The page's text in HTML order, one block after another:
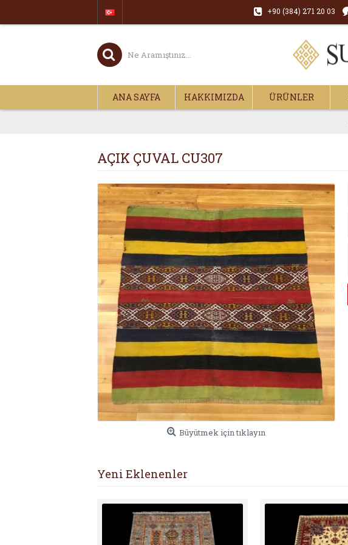
+90 (384) 271 20 03
ANA SAYFA HAKKIMIZDA ÜRÜNLER
AÇIK ÇUVAL CU307
Büyütmek için tıklayın
Yeni Eklenenler